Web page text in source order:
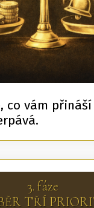
co vám
3. fáze
TŘÍ